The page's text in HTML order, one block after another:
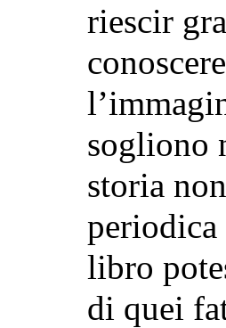
riescir
sogliono
storia
periodica
libro
di quei